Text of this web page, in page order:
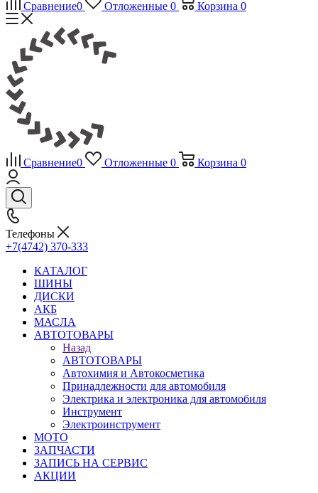
Сравнение0 Отложенные 0 Корзина 0
Сравнение0 Отложенные 0 Корзина 0
Телефоны
+7(4742) 370-333
КАТАЛОГ
ШИНЫ
ДИСКИ
АКБ
МАСЛА
АВТОТОВАРЫ
Назад
АВТОТОВАРЫ
Автохимия и Автокосметика
Принадлежности для автомобиля
Электрика и электроника для автомобиля
Инструмент
Электроинструмент
МОТО
ЗАПЧАСТИ
ЗАПИСЬ НА СЕРВИС
АКЦИИ